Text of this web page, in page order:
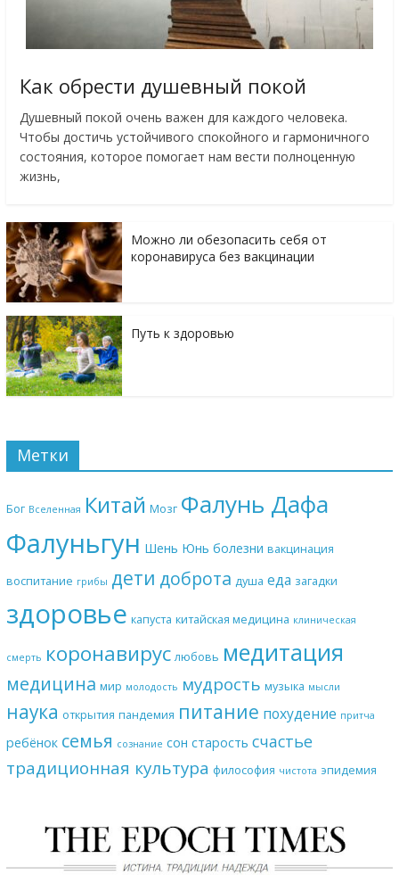
Как обрести душевный покой
Душевный покой очень важен для каждого человека.
Чтобы достичь устойчивого спокойного и гармоничного
состояния, которое помогает нам вести полноценную
жизнь,
Можно ли обезопасить себя от
коронавируса без вакцинации
Путь к здоровью
Метки
Бог Вселенная Китай Мозг Фалунь Дафа
Фалуньгун Шень Юнь болезни вакцинация
воспитание грибы дети доброта душа еда загадки
здоровье капуста китайская медицина клиническая
смерть коронавирус любовь медитация
медицина мир молодость мудрость музыка мысли
наука открытия пандемия питание похудение притча
ребёнок семья сознание сон старость счастье
традиционная культура философия чистота эпидемия